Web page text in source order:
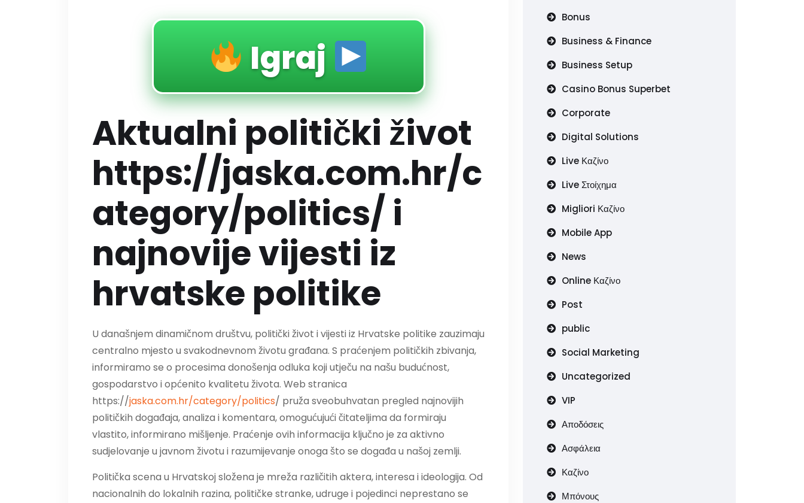
Igraj
Aktualni politički život
https://jaska.com.hr/c
ategory/politics/ i
najnovije vijesti iz
hrvatske politike
U današnjem dinamičnom društvu, politički život i vijesti iz Hrvatske politike zauzimaju
centralno mjesto u svakodnevnom životu građana. S praćenjem političkih zbivanja,
informiramo se o procesima donošenja odluka koji utječu na našu budućnost,
gospodarstvo i općenito kvalitetu života. Web stranica
https://jaska.com.hr/category/politics/ pruža sveobuhvatan pregled najnovijih
političkih događaja, analiza i komentara, omogućujući čitateljima da formiraju
vlastito, informirano mišljenje. Praćenje ovih informacija ključno je za aktivno
sudjelovanje u javnom životu i razumijevanje onoga što se događa u našoj zemlji.
Politička scena u Hrvatskoj složena je mreža različitih aktera, interesa i ideologija. Od
nacionalnih do lokalnih razina, političke stranke, udruge i pojedinci neprestano se
Bonus
Business & Finance
Business Setup
Casino Bonus Superbet
Corporate
Digital Solutions
Live Καζίνο
Live Στοίχημα
Migliori Καζίνο
Mobile App
News
Online Καζίνο
Post
public
Social Marketing
Uncategorized
VIP
Αποδόσεις
Ασφάλεια
Καζίνο
Μπόνους